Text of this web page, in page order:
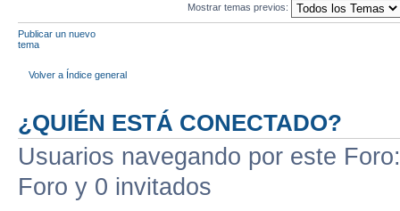
Mostrar temas previos:
Publicar un nuevo
tema
Volver a Índice general
¿QUIÉN ESTÁ CONECTADO?
Usuarios navegando por este
Foro y 0 invitados